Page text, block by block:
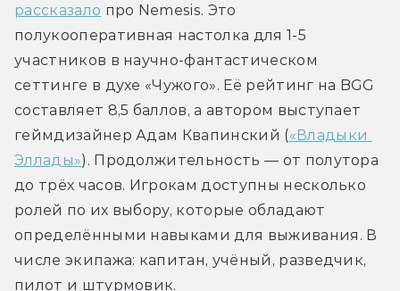
рассказало про Nemesis. Это
полукооперативная настолка для 1-5
участников в научно-фантастическом
сеттинге в духе «Чужого». Её рейтинг на BGG
составляет 8,5 баллов, а автором выступает
геймдизайнер Адам Квапинский («Владыки
Эллады»). Продолжительность — от полутора
до трёх часов. Игрокам доступны несколько
ролей по их выбору, которые обладают
определёнными навыками для выживания. В
числе экипажа: капитан, учёный, разведчик,
пилот и штурмовик.